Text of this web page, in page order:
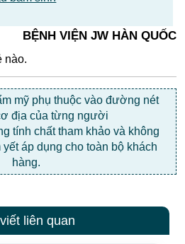
BỆNH VIỆN JW HÀN QUỐC
nào.
mỹ phụ thuộc vào đường nét
địa của từng người
tính chất tham khảo và không
áp dụng cho toàn bộ khách
hàng.
liên quan